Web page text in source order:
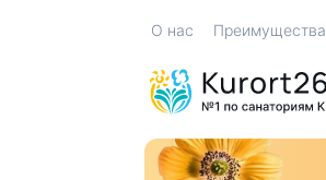
О нас Преимущества